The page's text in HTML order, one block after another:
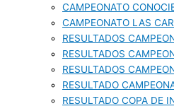
CAMPEONATO
CAMPEONATO LAS
RESULTADOS
RESULTADOS
RESULTADOS
RESULTADO
RESULTADO COPA DE